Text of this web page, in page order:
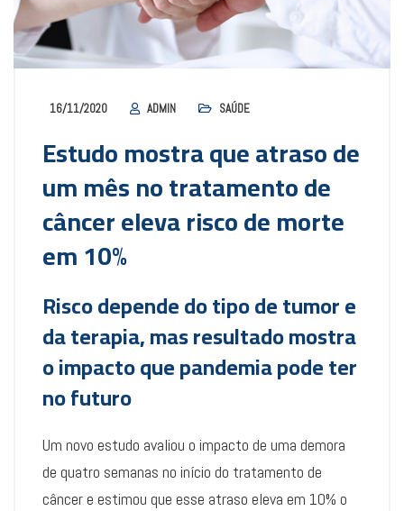
16/11/2020 ADMIN SAÚDE
Estudo mostra que atraso de
um mês no tratamento de
câncer eleva risco de morte
em 10%
Risco depende do tipo de tumor e
da terapia, mas resultado mostra
o impacto que pandemia pode ter
no futuro
Um novo estudo avaliou o impacto de uma demora
de quatro semanas no início do tratamento de
câncer e estimou que esse atraso eleva em 10% o